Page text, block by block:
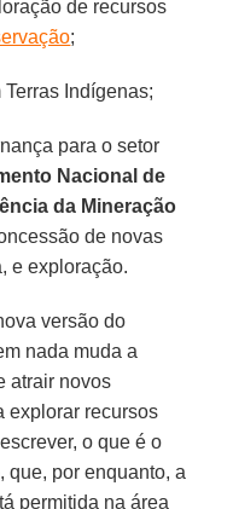
de recursos
;
Indígenas;
para o setor
Nacional de
da Mineração
de novas
e exploração.
versão do
nada muda a
atrair novos
explorar recursos
o que é o
que, por enquanto, a
permitida na área